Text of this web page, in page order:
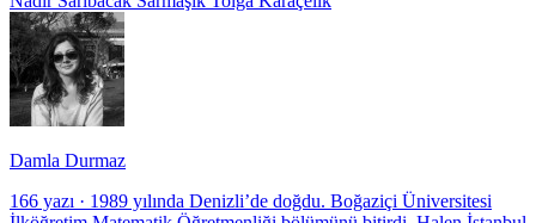
Damla Durmaz
166 yazı · 1989 yılında Denizli’de doğdu. Boğaziçi Üniversitesi